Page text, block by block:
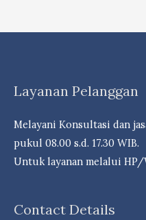
dDna
Campuran
Berpeluang
Cuan- Law
Marpaung,
Layanan Pelanggan
Melayani Konsultasi dan
pukul 08.00 s.d. 17.30 WIB.
Untuk layanan melalui HP/
Contact Details